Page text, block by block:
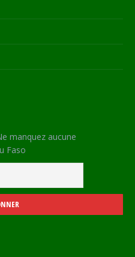
manquez aucune
Faso